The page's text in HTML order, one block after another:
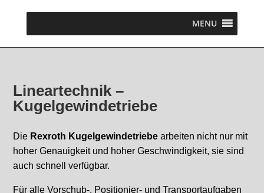
MENU
Lineartechnik –
Kugelgewindetriebe
Die Rexroth Kugelgewindetriebe arbeiten nicht nur mit
hoher Genauigkeit und hoher Geschwindigkeit, sie sind
auch schnell verfügbar.
Für alle Vorschub-, Positionier- und Transportaufgaben